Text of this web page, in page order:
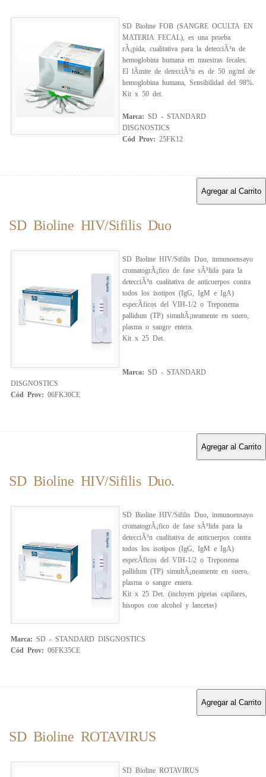
SD Bioline FOB (SANGRE OCULTA EN
MATERIA FECAL), es una prueba
rÃ¡pida, cualitativa para la detecciÃ³n de
hemoglobina humana en muestras fecales.
El lÃ­mite de detecciÃ³n es de 50 ng/ml de
hemoglobina humana, Sensibilidad del 98%.
Kit x 50 det.
Marca: SD - STANDARD
DISGNOSTICS
Cód Prov: 25FK12
Agregar al Carrito
SD Bioline HIV/Sifilis Duo
SD Bioline HIV/Sifilis Duo, inmunoensayo
cromatogrÃ¡fico de fase sÃ³lida para la
detecciÃ³n cualitativa de anticuerpos contra
todos los isotipos (IgG, IgM e IgA)
especÃ­ficos del VIH-1/2 o Treponema
pallidum (TP) simultÃ¡neamente en suero,
plasma o sangre entera.
Kit x 25 Det.
Marca: SD - STANDARD
DISGNOSTICS
Cód Prov: 06FK30CE
Agregar al Carrito
SD Bioline HIV/Sifilis Duo.
SD Bioline HIV/Sifilis Duo, inmunoensayo
cromatogrÃ¡fico de fase sÃ³lida para la
detecciÃ³n cualitativa de anticuerpos contra
todos los isotipos (IgG, IgM e IgA)
especÃ­ficos del VIH-1/2 o Treponema
pallidum (TP) simultÃ¡neamente en suero,
plasma o sangre entera.
Kit x 25 Det. (incluyen pipetas capilares,
hisopos con alcohol y lancetas)
Marca: SD - STANDARD DISGNOSTICS
Cód Prov: 06FK35CE
Agregar al Carrito
SD Bioline ROTAVIRUS
SD Bioline ROTAVIRUS